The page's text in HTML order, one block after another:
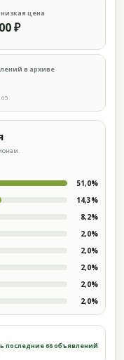
цена
₽
в архиве
65
51,0%
14,3%
8,2%
2,0%
2,0%
2,0%
2,0%
2,0%
последние 66 объявлений